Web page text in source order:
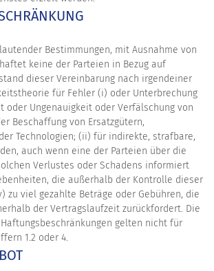
Bestimmungen, mit Ausnahme von
keine der Parteien in Bezug auf
dieser Vereinbarung nach irgendeiner
für Fehler (i) oder Unterbrechung
oder Ungenauigkeit oder Verfälschung von
Beschaffung von Ersatzgütern,
Technologien; (ii) für indirekte, strafbare,
auch wenn eine der Parteien über die
Verlustes oder Schadens informiert
die außerhalb der Kontrolle dieser
zu viel gezahlte Beträge oder Gebühren, die
der Vertragslaufzeit zurückfordert. Die
gelten nicht für
1.2 oder 4.